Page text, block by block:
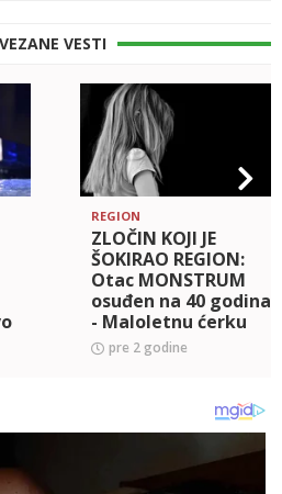
VESTI
REGION
ZLOČIN KOJI JE
ŠOKIRAO REGION:
Otac MONSTRUM
osuđen na 40 godina
- Maloletnu ćerku
SILOVAO čak 267
puta!
pre 2 godine